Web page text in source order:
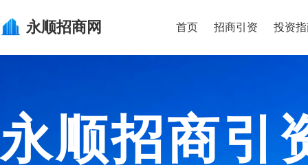
永顺招商网 首页 招商引资 投资
永顺招商引